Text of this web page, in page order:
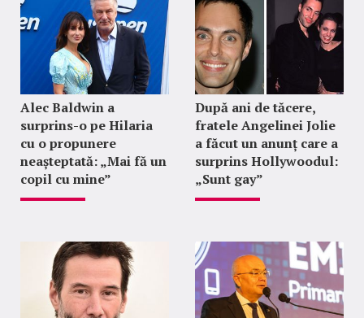
Alec Baldwin a
surprins-o pe Hilaria
cu o propunere
neașteptată: „Mai fă un
copil cu mine”
După ani de tăcere,
fratele Angelinei Jolie
a făcut un anunț care a
surprins Hollywoodul:
„Sunt gay”